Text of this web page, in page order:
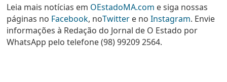
Leia mais notícias em OEstadoMA.com e siga nossas
páginas no Facebook, noTwittere no Instagram. Envie
informações à Redação do Jornal de O Estado por
WhatsApp pelo telefone(98) 99209 2564.